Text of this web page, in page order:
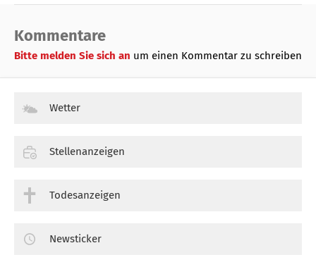
Kommentare
Bitte melden Sie sich an um einen Kommentar zu schreiben
Wetter
Stellenanzeigen
Todesanzeigen
Newsticker